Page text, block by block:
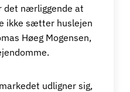
det nærliggende at
ikke sætter huslejen
Høeg Mogensen,
udligner sig,